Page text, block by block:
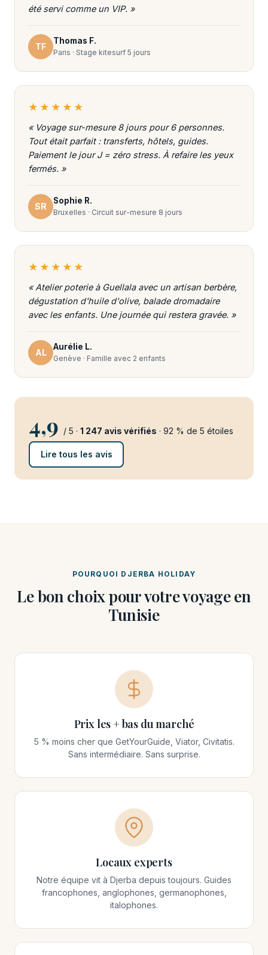
été servi comme un VIP. »
TF
Thomas F.
Paris · Stage kitesurf 5 jours
★★★★★
« Voyage sur-mesure 8 jours pour 6 personnes.
Tout était parfait : transferts, hôtels, guides.
Paiement le jour J = zéro stress. À refaire les yeux
fermés. »
SR
Sophie R.
Bruxelles · Circuit sur-mesure 8 jours
★★★★★
« Atelier poterie à Guellala avec un artisan berbère,
dégustation d'huile d'olive, balade dromadaire
avec les enfants. Une journée qui restera gravée. »
AL
Aurélie L.
Genève · Famille avec 2 enfants
4,9 / 5 · 1 247 avis vérifiés · 92 % de 5 étoiles
Lire tous les avis
POURQUOI DJERBA HOLIDAY
Le bon choix pour votre voyage en
Tunisie
Prix les + bas du marché
5 % moins cher que GetYourGuide, Viator, Civitatis.
Sans intermédiaire. Sans surprise.
Locaux experts
Notre équipe vit à Djerba depuis toujours. Guides
francophones, anglophones, germanophones,
italophones.